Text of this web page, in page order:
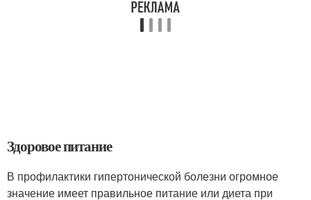
Здоровое питание
В профилактики гипертонической болезни огромное
значение имеет правильное питание или диета при